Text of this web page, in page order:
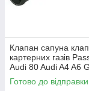
Клапан сапуна
картерних газів
Audi 80 Audi A4 A6
1Y AAZ 1Z AFF AEY
AHU
Готово до відправки